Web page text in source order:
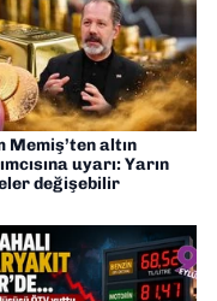
Memiş’ten altın
uyarı: Yarın
değişebilir